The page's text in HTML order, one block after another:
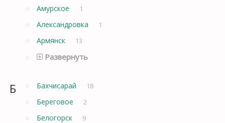
Амурское 1
Александровка 1
Армянск 13
Развернуть
Б Бахчисарай 18
Береговое 2
Белогорск 9